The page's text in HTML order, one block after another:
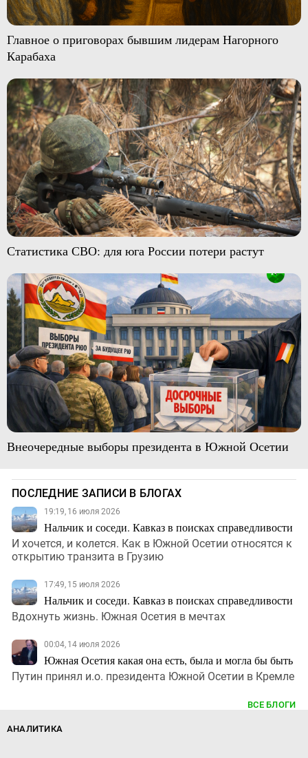
Главное о приговорах бывшим лидерам Нагорного
Карабаха
Статистика СВО: для юга России потери растут
Внеочередные выборы президента в Южной Осетии
ПОСЛЕДНИЕ ЗАПИСИ В БЛОГАХ
19:19, 16 июля 2026
Нальчик и соседи. Кавказ в поисках справедливости
И хочется, и колется. Как в Южной Осетии относятся к
открытию транзита в Грузию
17:49, 15 июля 2026
Нальчик и соседи. Кавказ в поисках справедливости
Вдохнуть жизнь. Южная Осетия в мечтах
00:04, 14 июля 2026
Южная Осетия какая она есть, была и могла бы быть
Путин принял и.о. президента Южной Осетии в Кремле
ВСЕ БЛОГИ
АНАЛИТИКА